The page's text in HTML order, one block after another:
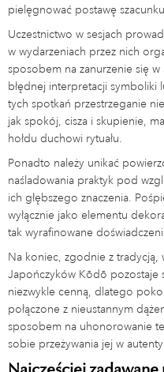
pielęgnować postawę
Uczestnictwo w sesjach
w wydarzeniach przez nich
sposobem na zanurzenie się
błędnej interpretacji symboliki
tych spotkań przestrzeganie
jak spokój, cisza i skupienie,
hołdu duchowi rytuału.
Ponadto należy unikać
naśladowania praktyk pod
ich głębszego znaczenia.
wyłącznie jako elementu
tak wyrafinowane
Na koniec, zgodnie z tradycją,
Japończyków Kōdō pozostaje
niezwykle cenną, dlatego
połączone z nieustannym
sposobem na uhonorowanie
sobie przeżywania jej w